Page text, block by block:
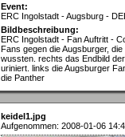
Event:
ERC Ingolstadt - Augsburg -
Bildbeschreibung:
ERC Ingolstadt - Fan Auftritt -
Fans gegen die Augsburger,
wussten. rechts das Endbild
uriniert. links die Augsburger
die Panther
keidel1.jpg
Aufgenommen: 2008-01-06